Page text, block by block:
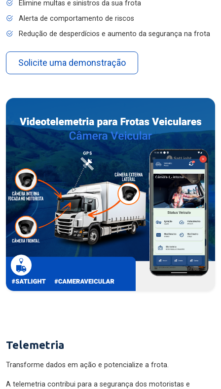
Elimine multas e sinistros da sua frota
Alerta de comportamento de riscos
Redução de desperdícios e aumento da segurança na frota
Solicite uma demonstração
Telemetria
Transforme dados em ação e potencialize a frota.
A telemetria contribui para a segurança dos motoristas e